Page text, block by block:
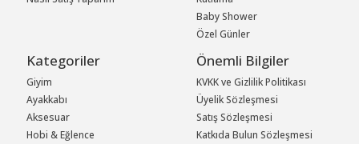
Baby Shower
Özel Günler
Kategoriler
Giyim
Ayakkabı
Aksesuar
Hobi & Eğlence
Önemli Bilgiler
KVKK ve Gizlilik Politikası
Üyelik Sözleşmesi
Satış Sözleşmesi
Katkıda Bulun Sözleşmesi